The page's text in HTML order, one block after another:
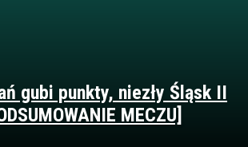
gubi punkty, niezły Śląsk II
MECZU]